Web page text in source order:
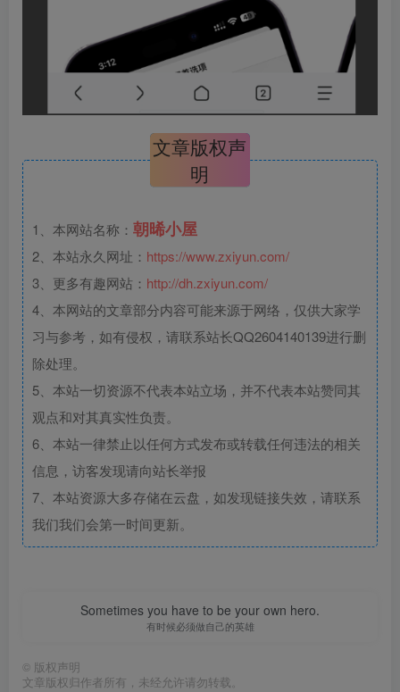
文章版权声
明
1、本网站名称： 朝晞小屋
2、本站永久网址： https://www.zxiyun.com/
3、更多有趣网站： http://dh.zxiyun.com/
4、本网站的文章部分内容可能来源于网络，仅供大家学
习与参考，如有侵权，请联系站长QQ2604140139进行删
除处理。
5、本站一切资源不代表本站立场，并不代表本站赞同其
观点和对其真实性负责。
6、本站一律禁止以任何方式发布或转载任何违法的相关
信息，访客发现请向站长举报
7、本站资源大多存储在云盘，如发现链接失效，请联系
我们我们会第一时间更新。
Sometimes you have to be your own hero.
有时候必须做自己的英雄
© 版权声明
文章版权归作者所有，未经允许请勿转载。